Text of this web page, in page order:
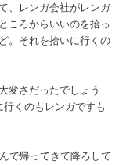
、レンガ会社がレンガ
ころからいいのを拾っ
。それを拾いに行くの
変さだったでしょう
くのもレンガですも
で帰ってきて降ろして